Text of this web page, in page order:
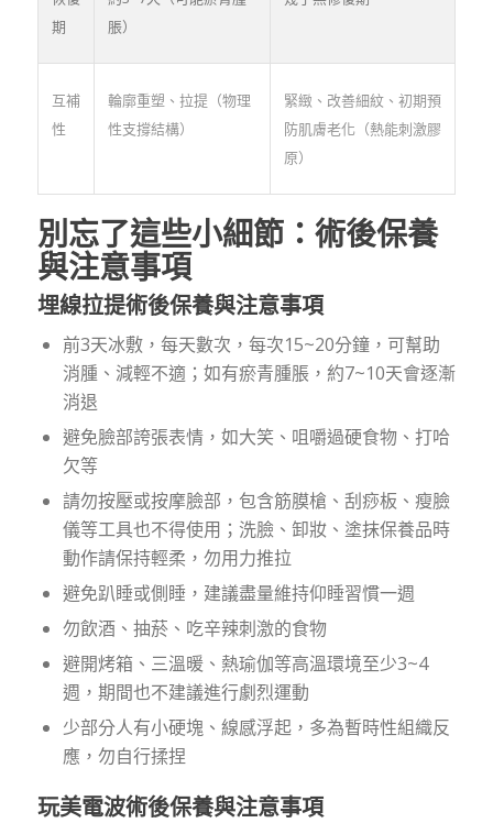
期
脹）
互補
性
輪廓重塑、拉提（物理
性支撐結構）
緊緻、改善細紋、初期預
防肌膚老化（熱能刺激膠
原）
別忘了這些小細節：術後保養
與注意事項
埋線拉提術後保養與注意事項
前3天冰敷，每天數次，每次15~20分鐘，可幫助
消腫、減輕不適；如有瘀青腫脹，約7~10天會逐漸
消退
避免臉部誇張表情，如大笑、咀嚼過硬食物、打哈
欠等
請勿按壓或按摩臉部，包含筋膜槍、刮痧板、瘦臉
儀等工具也不得使用；洗臉、卸妝、塗抹保養品時
動作請保持輕柔，勿用力推拉
避免趴睡或側睡，建議盡量維持仰睡習慣一週
勿飲酒、抽菸、吃辛辣刺激的食物
避開烤箱、三溫暖、熱瑜伽等高溫環境至少3~4
週，期間也不建議進行劇烈運動
少部分人有小硬塊、線感浮起，多為暫時性組織反
應，勿自行揉捏
玩美電波術後保養與注意事項